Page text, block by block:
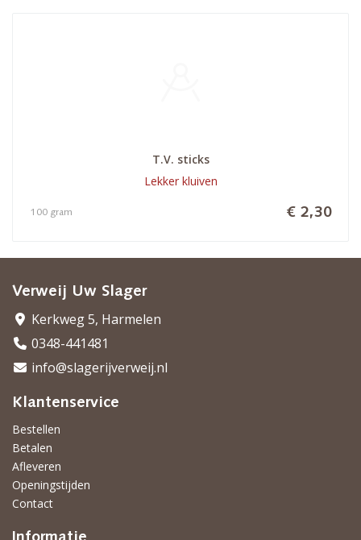
T.V. sticks
Lekker kluiven
€ 2,30
100 gram
Verweij Uw Slager
Kerkweg 5, Harmelen
0348-441481
info@slagerijverweij.nl
Klantenservice
Bestellen
Betalen
Afleveren
Openingstijden
Contact